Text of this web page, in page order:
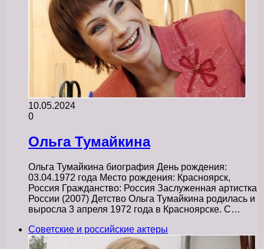
10.05.2024
0
Ольга Тумайкина
Ольга Тумайкина биография День рождения:
03.04.1972 года Место рождения: Красноярск,
Россия Гражданство: Россия Заслуженная артистка
России (2007) Детство Ольга Тумайкина родилась и
выросла 3 апреля 1972 года в Красноярске. С…
Советские и российские актеры